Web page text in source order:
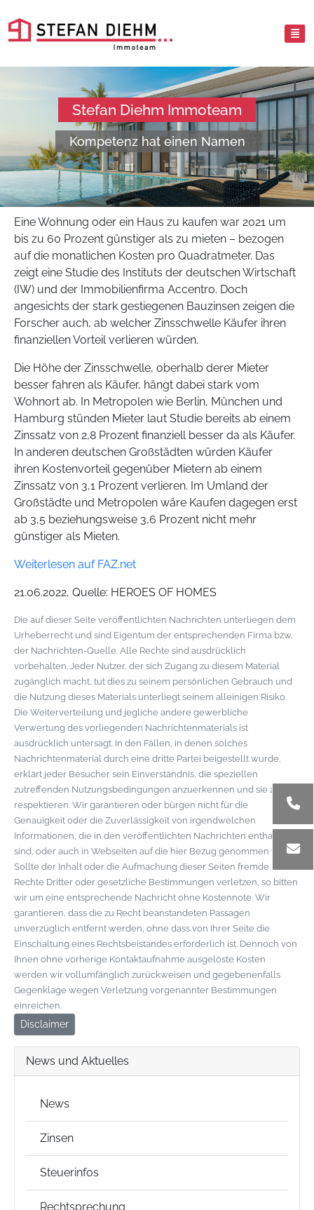
Stefan Diehm Immoteam
Kompetenz hat einen Namen
Eine Wohnung oder ein Haus zu kaufen war 2021 um
bis zu 60 Prozent günstiger als zu mieten – bezogen
auf die monatlichen Kosten pro Quadratmeter. Das
zeigt eine Studie des Instituts der deutschen Wirtschaft
(IW) und der Immobilienfirma Accentro. Doch
angesichts der stark gestiegenen Bauzinsen zeigen die
Forscher auch, ab welcher Zinsschwelle Käufer ihren
finanziellen Vorteil verlieren würden.
Die Höhe der Zinsschwelle, oberhalb derer Mieter
besser fahren als Käufer, hängt dabei stark vom
Wohnort ab. In Metropolen wie Berlin, München und
Hamburg stünden Mieter laut Studie bereits ab einem
Zinssatz von 2,8 Prozent finanziell besser da als Käufer.
In anderen deutschen Großstädten würden Käufer
ihren Kostenvorteil gegenüber Mietern ab einem
Zinssatz von 3,1 Prozent verlieren. Im Umland der
Großstädte und Metropolen wäre Kaufen dagegen erst
ab 3,5 beziehungsweise 3,6 Prozent nicht mehr
günstiger als Mieten.
Weiterlesen auf FAZ.net
21.06.2022, Quelle: HEROES OF HOMES
Die auf dieser Seite veröffentlichten Nachrichten unterliegen dem
Urheberrecht und sind Eigentum der entsprechenden Firma bzw.
der Nachrichten-Quelle. Alle Rechte sind ausdrücklich
vorbehalten. Jeder Nutzer, der sich Zugang zu diesem Material
zugänglich macht, tut dies zu seinem persönlichen Gebrauch und
die Nutzung dieses Materials unterliegt seinem alleinigen Risiko.
Die Weiterverteilung und jegliche andere gewerbliche
Verwertung des vorliegenden Nachrichtenmaterials ist
ausdrücklich untersagt. In den Fällen, in denen solches
Nachrichtenmaterial durch eine dritte Partei beigestellt wurde,
erklärt jeder Besucher sein Einverständnis, die speziellen
zutreffenden Nutzungsbedingungen anzuerkennen und sie zu
respektieren. Wir garantieren oder bürgen nicht für die
Genauigkeit oder die Zuverlässigkeit von irgendwelchen
Informationen, die in den veröffentlichten Nachrichten enthalten
sind, oder auch in Webseiten auf die hier Bezug genommen wird.
Sollte der Inhalt oder die Aufmachung dieser Seiten fremde
Rechte Dritter oder gesetzliche Bestimmungen verletzen, so bitten
wir um eine entsprechende Nachricht ohne Kostennote. Wir
garantieren, dass die zu Recht beanstandeten Passagen
unverzüglich entfernt werden, ohne dass von Ihrer Seite die
Einschaltung eines Rechtsbeistandes erforderlich ist. Dennoch von
Ihnen ohne vorherige Kontaktaufnahme ausgelöste Kosten
werden wir vollumfänglich zurückweisen und gegebenenfalls
Gegenklage wegen Verletzung vorgenannter Bestimmungen
einreichen.
Disclaimer
News und Aktuelles
News
Zinsen
Steuerinfos
Rechtsprechung